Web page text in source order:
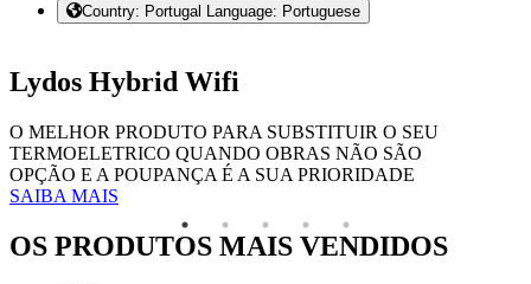
Country: Portugal Language: Portuguese
Lydos Hybrid Wifi
O MELHOR PRODUTO PARA SUBSTITUIR O SEU
TERMOELETRICO QUANDO OBRAS NÃO SÃO
OPÇÃO E A POUPANÇA É A SUA PRIORIDADE
SAIBA MAIS
OS PRODUTOS MAIS VENDIDOS